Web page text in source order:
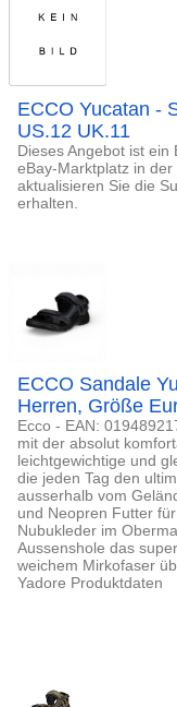
ECCO Yucatan -
US.12 UK.11
Dieses Angebot ist ein
eBay-Marktplatz in
aktualisieren Sie die
erhalten.
ECCO Sandale
Herren, Größe
Ecco - EAN:
mit der absolut
leichtgewichtige und
die jeden Tag den
ausserhalb vom
und Neopren Futter
Nubukleder im
Aussenshole das
weichem Mirkofaser
Yadore Produktdaten